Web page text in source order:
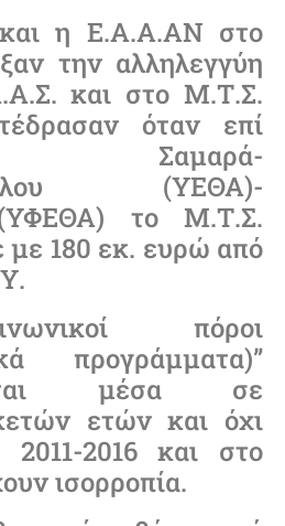
η Ε.Α.Α.ΑΝ στο
την αλληλεγγύη
και στο Μ.Τ.Σ.
όταν επί
Σαμαρά-
(ΥΕΘΑ)-
το Μ.Τ.Σ.
με 180 εκ. ευρώ από
πόροι
προγράμματα)”
μέσα σε
ετών και όχι
2011-2016 και στο
ισορροπία.